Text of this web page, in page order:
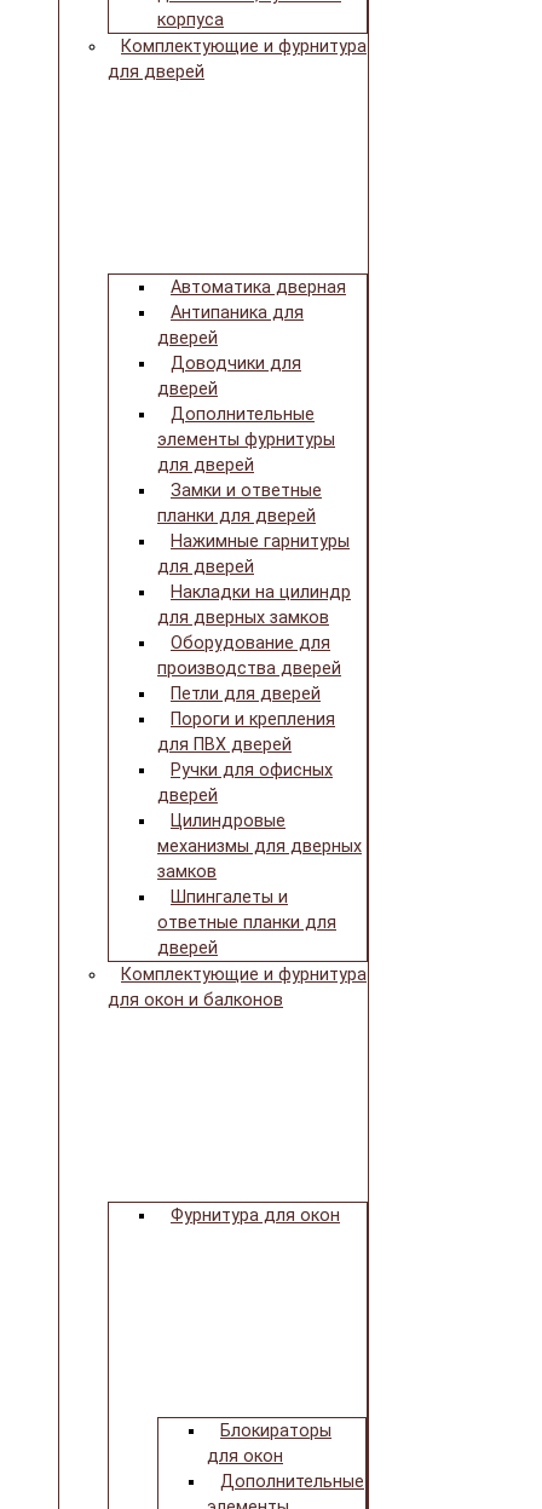
корпуса
Комплектующие и фурнитура
для дверей
Автоматика дверная
Антипаника для
дверей
Доводчики для
дверей
Дополнительные
элементы фурнитуры
для дверей
Замки и ответные
планки для дверей
Нажимные гарнитуры
для дверей
Накладки на цилиндр
для дверных замков
Оборудование для
производства дверей
Петли для дверей
Пороги и крепления
для ПВХ дверей
Ручки для офисных
дверей
Цилиндровые
механизмы для дверных
замков
Шпингалеты и
ответные планки для
дверей
Комплектующие и фурнитура
для окон и балконов
Фурнитура для окон
Блокираторы
для окон
Дополнительные